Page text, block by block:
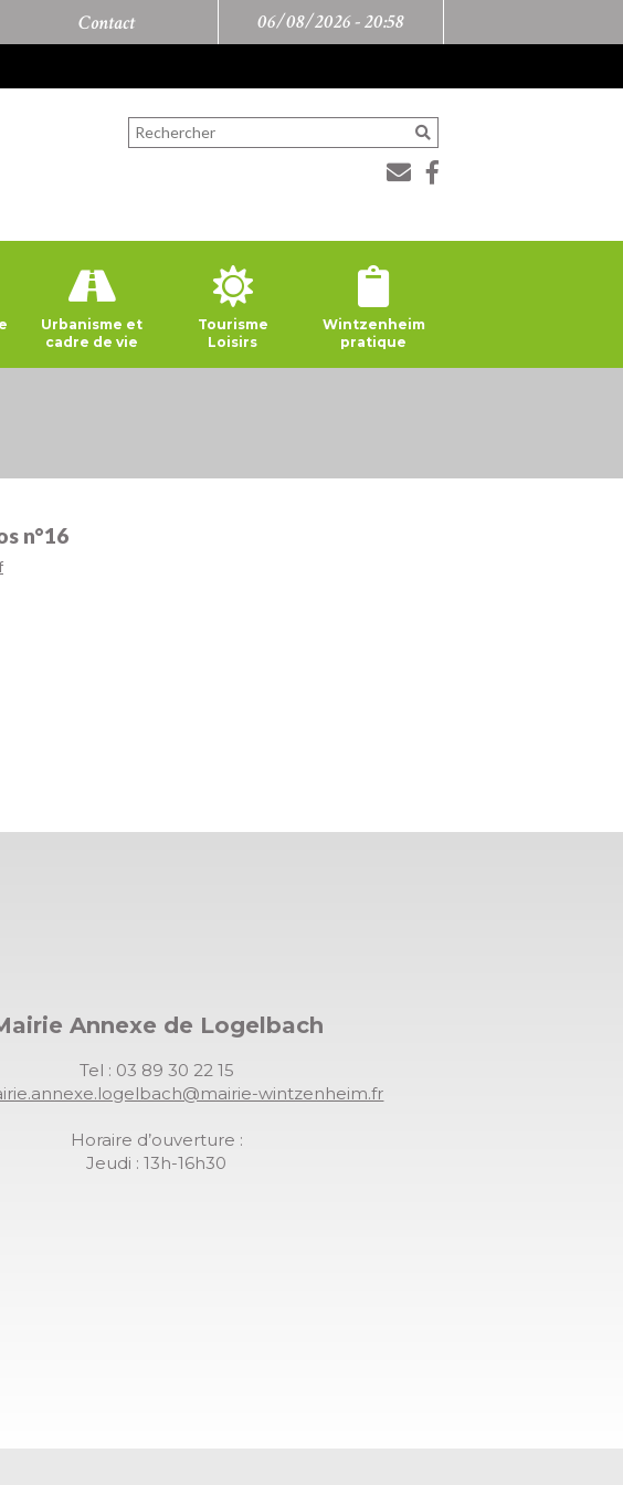
Contact 06/08/2026 -20:58
Urbanisme et
cadre de vie
Tourisme
Loisirs
Wintzenheim
pratique
n°16
Annexe de Logelbach
Tel : 03 89 30 22 15
wintzenheim.fr
Horaire d’ouverture :
Jeudi : 13h-16h30